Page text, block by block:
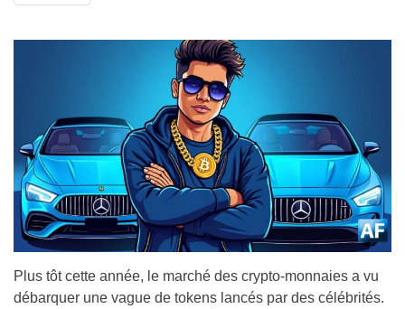
Plus tôt cette année, le marché des crypto-monnaies a vu
débarquer une vague de tokens lancés par des célébrités.